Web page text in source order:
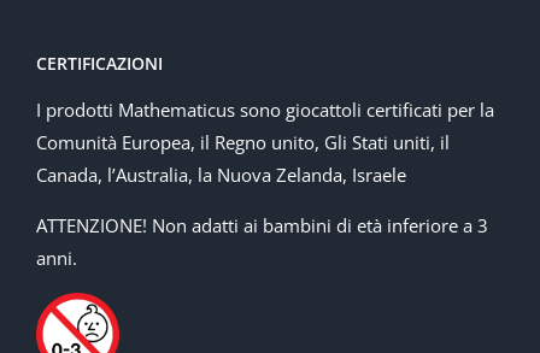
CERTIFICAZIONI
I prodotti Mathematicus sono giocattoli certificati per la
Comunità Europea, il Regno unito, Gli Stati uniti, il
Canada, l’Australia, la Nuova Zelanda, Israele
ATTENZIONE! Non adatti ai bambini di età inferiore a 3
anni.